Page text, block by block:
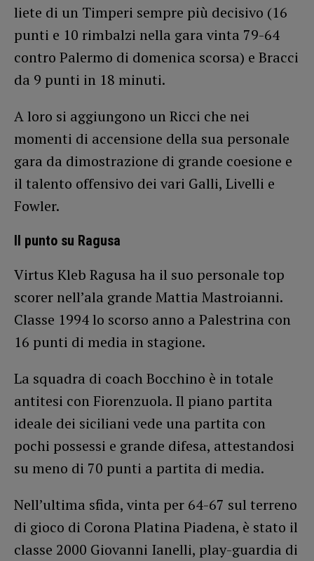
liete di un Timperi sempre più decisivo (16
punti e 10 rimbalzi nella gara vinta 79-64
contro Palermo di domenica scorsa) e Bracci
da 9 punti in 18 minuti.
A loro si aggiungono un Ricci che nei
momenti di accensione della sua personale
gara da dimostrazione di grande coesione e
il talento offensivo dei vari Galli, Livelli e
Fowler.
Il punto su Ragusa
Virtus Kleb Ragusa ha il suo personale top
scorer nell’ala grande Mattia Mastroianni.
Classe 1994 lo scorso anno a Palestrina con
16 punti di media in stagione.
La squadra di coach Bocchino è in totale
antitesi con Fiorenzuola. Il piano partita
ideale dei siciliani vede una partita con
pochi possessi e grande difesa, attestandosi
su meno di 70 punti a partita di media.
Nell’ultima sfida, vinta per 64-67 sul terreno
di gioco di Corona Platina Piadena, è stato il
classe 2000 Giovanni Ianelli, play-guardia di